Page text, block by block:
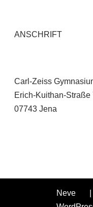
ANSCHRIFT
Carl-Zeiss
Erich-Kuithan-Straße
07743 Jena
Neve |